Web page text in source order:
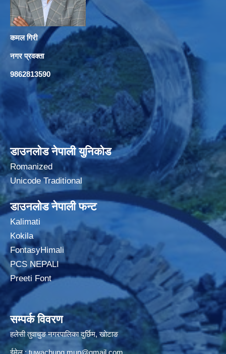
कमल गिरी
नगर प्रवक्ता
9862813590
डाउनलोड नेपाली युनिकोड
Romanized
Unicode Traditional
डाउनलोड नेपाली फन्ट
Kalimati
Kokila
FontasyHimali
PCS NEPALI
Preeti Font
सम्पर्क विवरण
हलेसी तुवाचुङ नगरपालिका दुर्छिम, खाेटाङ